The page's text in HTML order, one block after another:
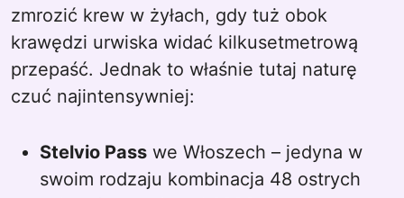
zmrozić krew w żyłach, gdy tuż obok
krawędzi urwiska widać kilkusetmetrową
przepaść. Jednak to właśnie tutaj naturę
czuć najintensywniej:
Stelvio Pass we Włoszech – jedyna w
swoim rodzaju kombinacja 48 ostrych